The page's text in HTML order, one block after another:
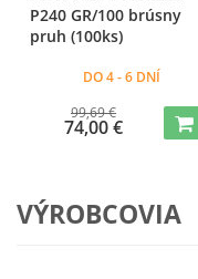
P240 GR/100 brúsny
pruh (100ks)
DO 4 - 6 DNÍ
99,69 €
74,00 €
VÝROBCOVIA